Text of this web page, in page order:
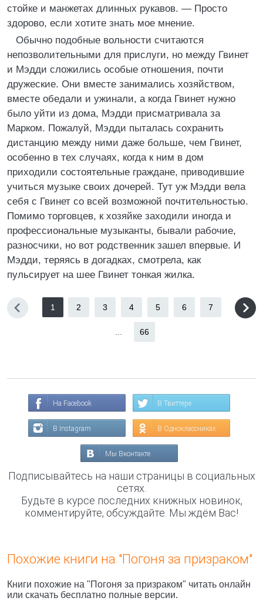
стойке и манжетах длинных рукавов. — Просто
здорово, если хотите знать мое мнение.
Обычно подобные вольности считаются
непозволительными для прислуги, но между Гвинет
и Мэдди сложились особые отношения, почти
дружеские. Они вместе занимались хозяйством,
вместе обедали и ужинали, а когда Гвинет нужно
было уйти из дома, Мэдди присматривала за
Марком. Пожалуй, Мэдди пыталась сохранить
дистанцию между ними даже больше, чем Гвинет,
особенно в тех случаях, когда к ним в дом
приходили состоятельные граждане, приводившие
учиться музыке своих дочерей. Тут уж Мэдди вела
себя с Гвинет со всей возможной почтительностью.
Помимо торговцев, к хозяйке заходили иногда и
профессиональные музыканты, бывали рабочие,
разносчики, но вот родственник зашел впервые. И
Мэдди, теряясь в догадках, смотрела, как
пульсирует на шее Гвинет тонкая жилка.
1 2 3 4 5 6 7
66
На Facebook В Твиттере
В Instagram В Одноклассниках
Мы Вконтакте
Подписывайтесь на наши страницы в социальных
сетях.
Будьте в курсе последних книжных новинок,
комментируйте, обсуждайте. Мы ждём Вас!
Похожие книги на "Погоня за призраком"
Книги похожие на "Погоня за призраком" читать онлайн
или скачать бесплатно полные версии.